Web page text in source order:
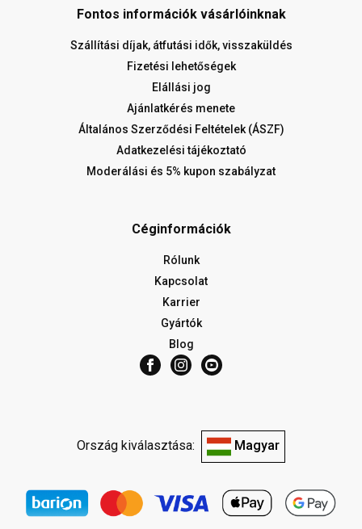
Fontos információk vásárlóinknak
Szállítási díjak, átfutási idők, visszaküldés
Fizetési lehetőségek
Elállási jog
Ajánlatkérés menete
Általános Szerződési Feltételek (ÁSZF)
Adatkezelési tájékoztató
Moderálási és 5% kupon szabályzat
Céginformációk
Rólunk
Kapcsolat
Karrier
Gyártók
Blog
Ország kiválasztása: Magyar